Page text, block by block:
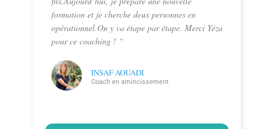
formation et je cherche deux personnes en
opérationnel.On y va étape par étape. Merci Yéza
pour ce coaching ! “
INSAF AOUADI
Coach en amincissement